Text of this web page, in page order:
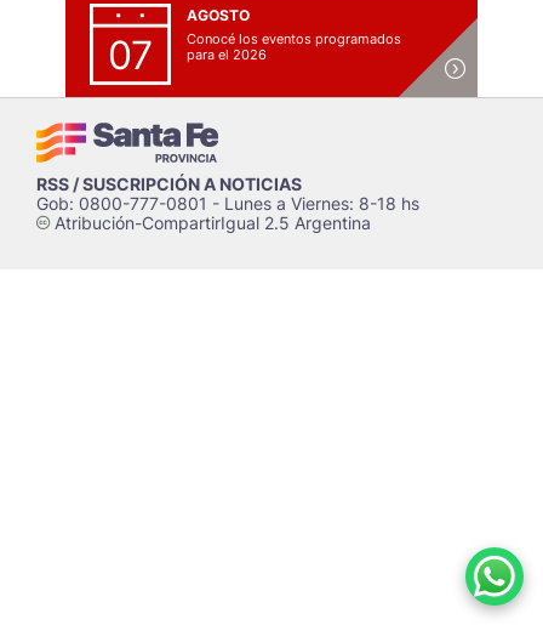
07
AGOSTO
Conocé los eventos programados
para el 2026
RSS / SUSCRIPCIÓN A NOTICIAS
Gob: 0800-777-0801 - Lunes a Viernes: 8-18 hs
cAtribución-CompartirIgual 2.5 Argentina